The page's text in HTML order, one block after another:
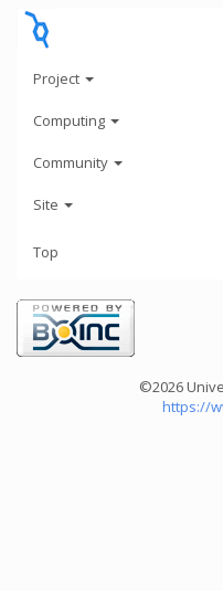
Project
Computing
Community
Site
Top
©2026
https://